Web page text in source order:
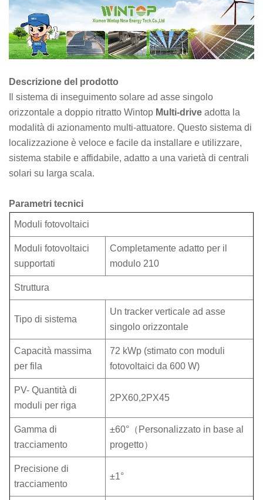
Descrizione del prodotto
Il sistema di inseguimento solare ad asse singolo
orizzontale a doppio ritratto Wintop Multi-drive adotta la
modalità di azionamento multi-attuatore. Questo sistema di
localizzazione è veloce e facile da installare e utilizzare,
sistema stabile e affidabile, adatto a una varietà di centrali
solari su larga scala.
Parametri tecnici
Moduli fotovoltaici
Moduli fotovoltaici
supportati
Completamente adatto per il
modulo 210
Struttura
Tipo di sistema
Un tracker verticale ad asse
singolo orizzontale
Capacità massima
per fila
72 kWp (stimato con moduli
fotovoltaici da 600 W)
PV- Quantità di
moduli per riga
2PX60,2PX45
Gamma di
tracciamento
±60°（Personalizzato in base al
progetto）
Precisione di
tracciamento
±1°